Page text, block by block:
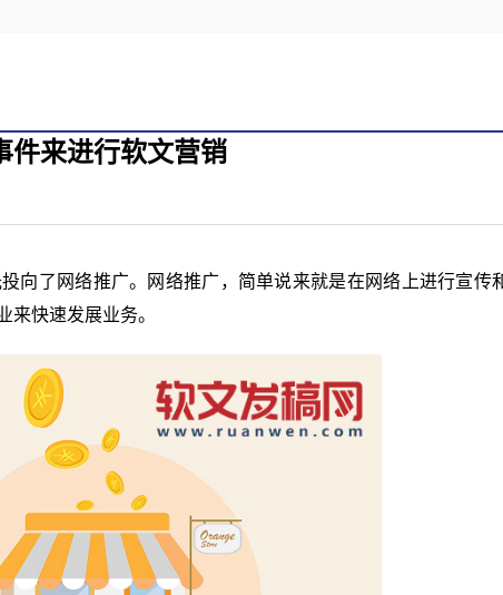
件来进行软文营销
向了网络推广。网络推广，简单说来就是在网络上进行宣传
来快速发展业务。